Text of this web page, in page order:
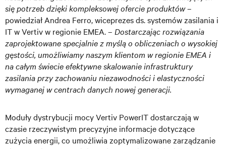
się potrzeb dzięki kompleksowej ofercie produktów–
powiedział Andrea Ferro, wiceprezes ds. systemów zasilania i
IT w Vertiv w regionie EMEA. – Dostarczając rozwiązania
zaprojektowane specjalnie z myślą o obliczeniach o wysokiej
gęstości, umożliwiamy naszym klientom w regionie EMEA i
na całym świecie efektywne skalowanie infrastruktury
zasilania przy zachowaniu niezawodności i elastyczności
wymaganej w centrach danych nowej generacji.
Moduły dystrybucji mocy Vertiv PowerIT dostarczają w
czasie rzeczywistym precyzyjne informacje dotyczące
zużycia energii, co umożliwia zoptymalizowane zarządzanie